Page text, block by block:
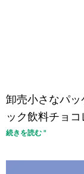
卸売小さなパ
ック飲料チョ
続きを読む "